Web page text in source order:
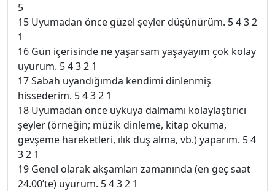
5
15 Uyumadan önce güzel şeyler düşünürüm. 5 4 3 2
1
16 Gün içerisinde ne yaşarsam yaşayayım çok kolay
uyurum. 5 4 3 2 1
17 Sabah uyandığımda kendimi dinlenmiş
hissederim. 5 4 3 2 1
18 Uyumadan önce uykuya dalmamı kolaylaştırıcı
şeyler (örneğin; müzik dinleme, kitap okuma,
gevşeme hareketleri, ılık duş alma, vb.) yaparım. 5 4
3 2 1
19 Genel olarak akşamları zamanında (en geç saat
24.00’te) uyurum. 5 4 3 2 1